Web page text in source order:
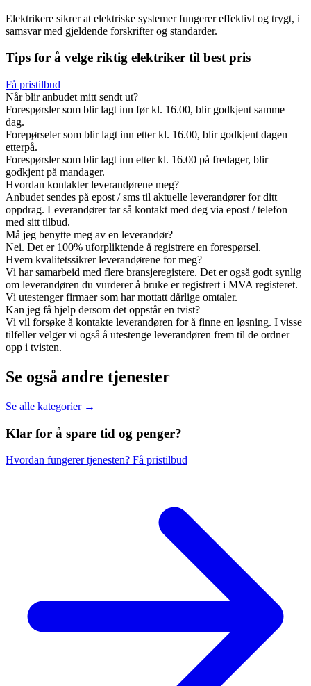
Elektrikere sikrer at elektriske systemer fungerer effektivt og trygt, i
samsvar med gjeldende forskrifter og standarder.
Tips for å velge riktig elektriker til best pris
Få pristilbud
Når blir anbudet mitt sendt ut?
Forespørsler som blir lagt inn før kl. 16.00, blir godkjent samme
dag.
Forepørseler som blir lagt inn etter kl. 16.00, blir godkjent dagen
etterpå.
Forespørsler som blir lagt inn etter kl. 16.00 på fredager, blir
godkjent på mandager.
Hvordan kontakter leverandørene meg?
Anbudet sendes på epost / sms til aktuelle leverandører for ditt
oppdrag. Leverandører tar så kontakt med deg via epost / telefon
med sitt tilbud.
Må jeg benytte meg av en leverandør?
Nei. Det er 100% uforpliktende å registrere en forespørsel.
Hvem kvalitetssikrer leverandørene for meg?
Vi har samarbeid med flere bransjeregistere. Det er også godt synlig
om leverandøren du vurderer å bruke er registrert i MVA registeret.
Vi utestenger firmaer som har mottatt dårlige omtaler.
Kan jeg få hjelp dersom det oppstår en tvist?
Vi vil forsøke å kontakte leverandøren for å finne en løsning. I visse
tilfeller velger vi også å utestenge leverandøren frem til de ordner
opp i tvisten.
Se også andre tjenester
Se alle kategorier →
Klar for å spare tid og penger?
Hvordan fungerer tjenesten? Få pristilbud